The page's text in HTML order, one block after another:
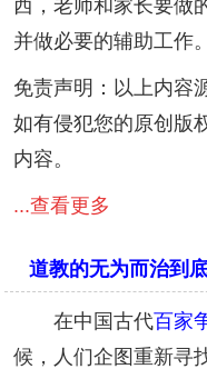
西，老师和家长要做
并做必要的辅助工作。
免责声明：以上内容
如有侵犯您的原创版
内容。
...查看更多
道教的无为而治到
在中国古代百家
候，人们企图重新寻